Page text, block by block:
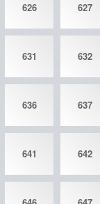
626 627
631 632
636 637
641 642